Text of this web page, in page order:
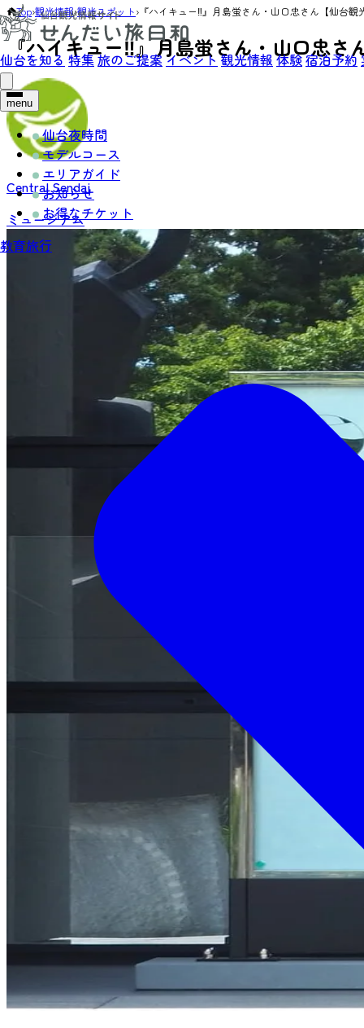
仙台を知る 特集旅のご提案 イベント 観光情報 体験宿泊予約
menu
仙台夜時間
モデルコース
エリアガイド
お知らせ
お得なチケット
教育旅行
Top›観光情報›観光スポット› 『ハイキュー‼』月島蛍さん・山口忠さん【仙台
『ハイキュー‼』月島蛍さん・山口忠さ
Central Sendai
ミュージアム